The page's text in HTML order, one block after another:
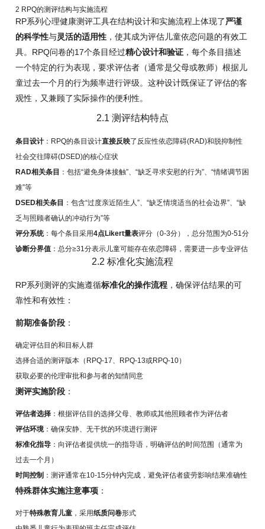
2 RPQ的测评结构与实施流程
RP系列心理健康测评工具在结构设计和实施流程上体现了严谨
的科学性与灵活的适用性 ，使其成为评估儿童依恋问题的有效工
具。RPQ问卷的17个条目经过精心设计和验证 ，每个条目描述
一个特定的行为表现，要求评估者（通常是父母或教师）根据儿
童过去一个月的行为频率进行评级。这种设计既保证了评估的客
观性，又兼顾了实际操作的便利性。
2.1 测评结构特点
条目设计 ：RPQ的条目设计直接反映了反应性依恋障碍(RAD)和脱抑制性
社会交往障碍(DSED)的核心症状
RAD相关条目 ：包括“避免身体接触”、“缺乏寻求安慰的行为”、“情绪调节困
难”等
DSED相关条目 ：包含“过度亲近陌生人”、“缺乏情境适当的社会边界”、“缺
乏与照顾者确认的冲动行为”等
评分系统：每个条目采用4点Likert量表评分（0-3分），总分范围为0-51分
诊断分界值 ：总分≥31分表示儿童可能存在依恋障碍，需要进一步专业评估
2.2 标准化实施流程
RP系列测评的实施遵循标准化的操作流程 ，确保评估结果的可
靠性和有效性：
前期准备阶段 ：
确定评估目的和目标人群
选择合适的测评版本（RPQ-17、RPQ-13或RPQ-10）
获取必要的伦理审批和参与者的知情同意
测评实施阶段 ：
评估者选择 ：根据评估目的选择父母、教师或其他照顾者作为评估者
评估环境 ：确保安静、无干扰的环境进行测评
标准化指导 ：向评估者提供统一的指导语，明确评估的时间范围（通常为
过去一个月）
时间控制 ：测评通常在10-15分钟内完成，避免评估者疲劳影响结果准确性
特殊群体实施注意事项 ：
对于特殊教育儿童 ，采用纸质问卷形式